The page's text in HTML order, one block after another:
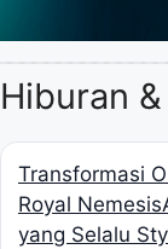
Hiburan
Transformasi
Royal Nemesis
yang Selalu